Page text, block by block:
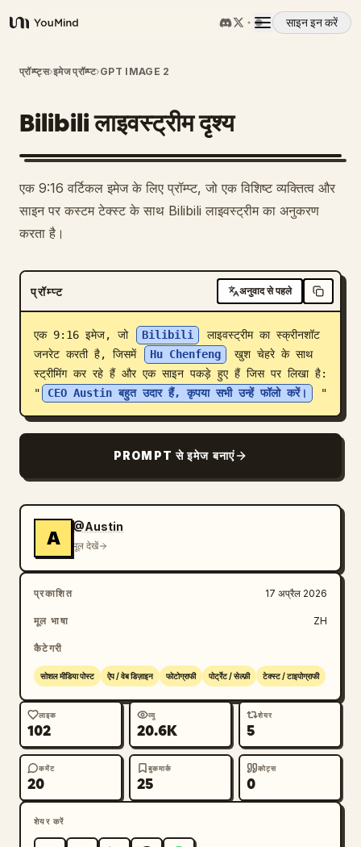
YouMind
साइन इन करें
अवलोकन
उपयोग के मामले
प्रॉम्प्ट
मूल्य निर्धारण
डाउनलोड
ब्लॉग
अपडेट
प्रॉम्प्ट्स›इमेज प्रॉम्प्ट›GPT IMAGE 2
Bilibili लाइवस्ट्रीम दृश्य
एक 9:16 वर्टिकल इमेज के लिए प्रॉम्प्ट, जो एक विशिष्ट व्यक्तित्व और
साइन पर कस्टम टेक्स्ट के साथ Bilibili लाइवस्ट्रीम का अनुकरण
करता है।
प्रॉम्प्ट अनुवाद से पहले
एक 9:16 इमेज, जो Bilibili
लाइवस्ट्रीम का स्क्रीनशॉट
जनरेट करती है, जिसमें
Hu Chenfeng
खुश चेहरे के साथ
स्ट्रीमिंग कर रहे हैं और एक साइन पकड़े हुए हैं जिस पर लिखा है:
"
CEO Austin बहुत उदार हैं, कृपया सभी उन्हें फॉलो करें। "
PROMPT से इमेज बनाएं
A
@Austin
मूल देखें
प्रकाशित 17 अप्रैल 2026
मूल भाषा ZH
कैटेगरी
सोशल मीडिया पोस्ट ऐप / वेब डिज़ाइन फोटोग्राफी पोर्ट्रेट / सेल्फ़ी टेक्स्ट / टाइपोग्राफी
लाइक
102
व्यू
20.6K
शेयर
5
कमेंट
20
बुकमार्क
25
कोट्स
0
शेयर करें